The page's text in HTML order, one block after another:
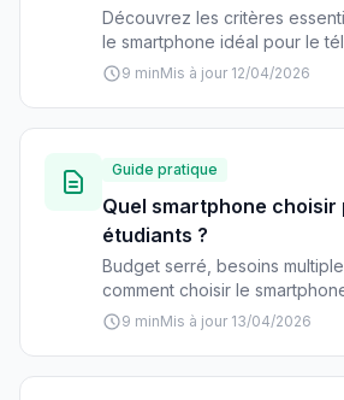
Découvrez les critères
le smartphone idéal pour le
autonomie, écran,
recommandations par budget.
9 minMis à jour 12/04/2026
Guide pratique
Quel smartphone choisir
étudiants ?
Budget serré, besoins
comment choisir le
études. Performance,
9 minMis à jour 13/04/2026